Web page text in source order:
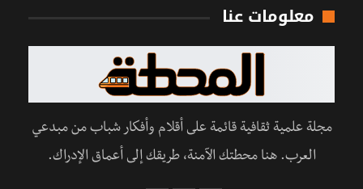
معلومات عنا
مجلة علمية ثقافية قائمة على أقلام وأفكار شباب من مبدعي
العرب. هنا محطتك الآمنة، طريقك إلى أعماق الإدراك.